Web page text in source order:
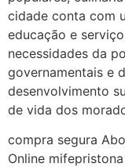
cidade conta com
educação e
necessidades da
governamentais e
desenvolvimento
de vida dos
compra segura
Online